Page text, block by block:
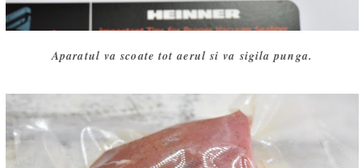
Aparatul va scoate tot aerul si va sigila punga.